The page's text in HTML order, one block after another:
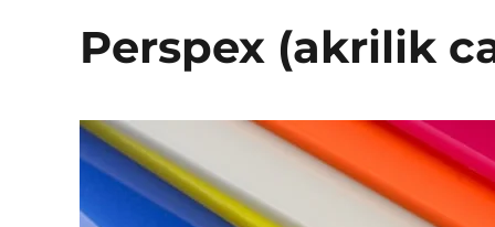
Perspex (akrilik